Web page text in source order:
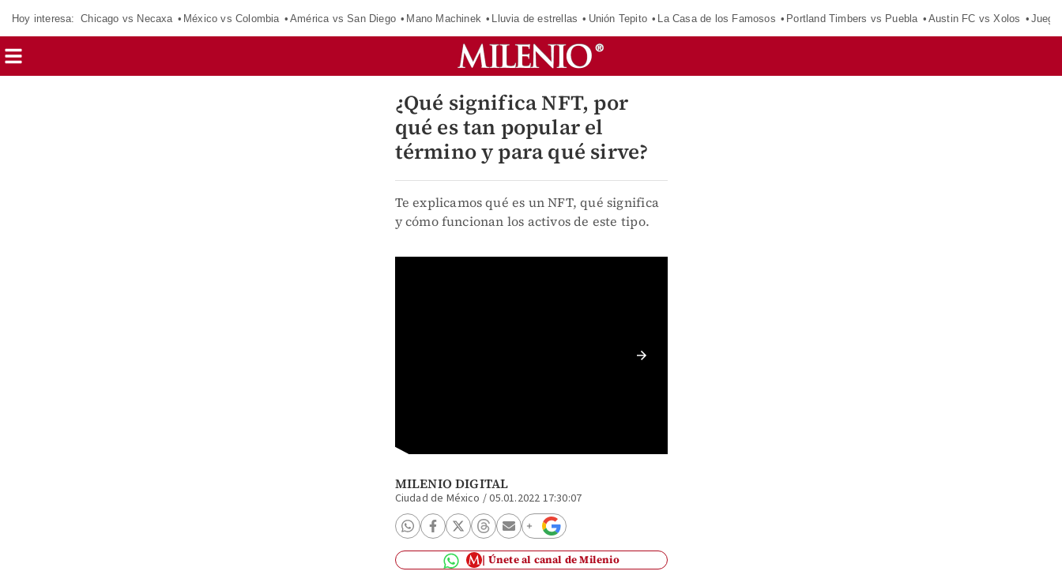
Hoy interesa: Chicago vs Necaxa México vs Colombia América vs San Diego Mano Machinek Lluvia de estrellas Unión Tepito La Casa de los Famosos Portland Timbers vs Puebla Austin FC vs Xolos
¿Qué significa NFT, por
qué es tan popular el
término y para qué sirve?
Te explicamos qué es un NFT, qué significa
y cómo funcionan los activos de este tipo.
MILENIO DIGITAL
Ciudad de México /05.01.2022 17:30:07
Únete al canal de Milenio